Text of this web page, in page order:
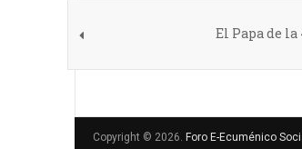
El Papa de
Copyright © 2026. Foro E-Ecuménico